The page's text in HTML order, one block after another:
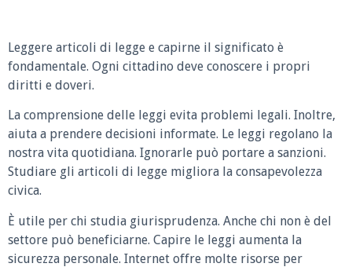
Leggere articoli di legge e capirne il significato è
fondamentale. Ogni cittadino deve conoscere i propri
diritti e doveri.
La comprensione delle leggi evita problemi legali. Inoltre,
aiuta a prendere decisioni informate. Le leggi regolano la
nostra vita quotidiana. Ignorarle può portare a sanzioni.
Studiare gli articoli di legge migliora la consapevolezza
civica.
È utile per chi studia giurisprudenza. Anche chi non è del
settore può beneficiarne. Capire le leggi aumenta la
sicurezza personale. Internet offre molte risorse per